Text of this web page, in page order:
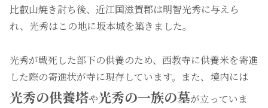
比叡山焼き討ち後、近江国滋賀郡は明智光秀に与えら
れ、光秀はこの地に坂本城を築きました。
光秀が戦死した部下の供養のため、西教寺に供養米を寄進
した際の寄進状が寺に現存しています。また、境内には
光秀の供養塔や光秀の一族の墓が立っていま